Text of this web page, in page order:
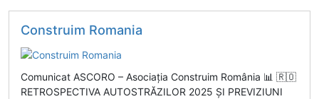
Construim Romania
Comunicat ASCORO – Asociația Construim România 📊 🇷🇴
RETROSPECTIVA AUTOSTRĂZILOR 2025 ȘI PREVIZIUNI